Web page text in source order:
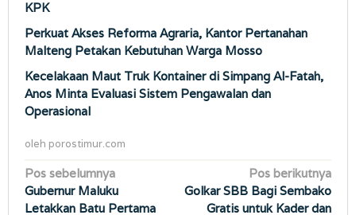
KPK
Perkuat Akses Reforma Agraria, Kantor Pertanahan
Malteng Petakan Kebutuhan Warga Mosso
Kecelakaan Maut Truk Kontainer di Simpang Al-Fatah,
Anos Minta Evaluasi Sistem Pengawalan dan
Operasional
oleh porostimur.com
Navigasi
pos
Pos sebelumnya
Gubernur Maluku
Letakkan Batu Pertama
Pos berikutnya
Golkar SBB Bagi Sembako
Gratis untuk Kader dan